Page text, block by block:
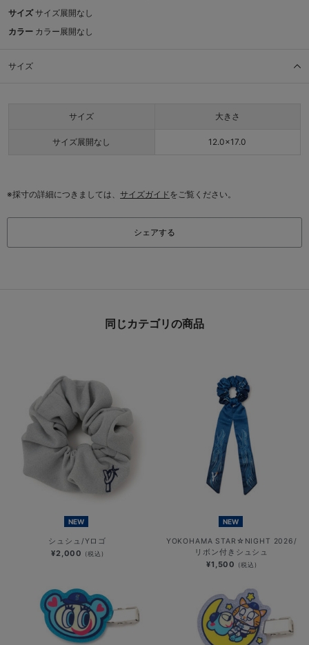
サイズ サイズ展開なし
カラー カラー展開なし
サイズ
サイズ 大きさ
サイズ展開なし 12.0×17.0
※採寸の詳細につきましては、 サイズガイドをご覧ください。
シェアする
同じカテゴリの商品
NEW
シュシュ/Yロゴ
¥2,000 (税込)
NEW
YOKOHAMA STAR☆NIGHT 2026/
リボン付きシュシュ
¥1,500 (税込)